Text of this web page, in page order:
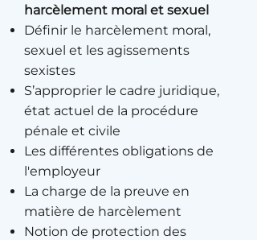
harcèlement moral et sexuel
Définir le harcèlement moral,
sexuel et les agissements
sexistes
S’approprier le cadre juridique,
état actuel de la procédure
pénale et civile
Les différentes obligations de
l'employeur
La charge de la preuve en
matière de harcèlement
Notion de protection des